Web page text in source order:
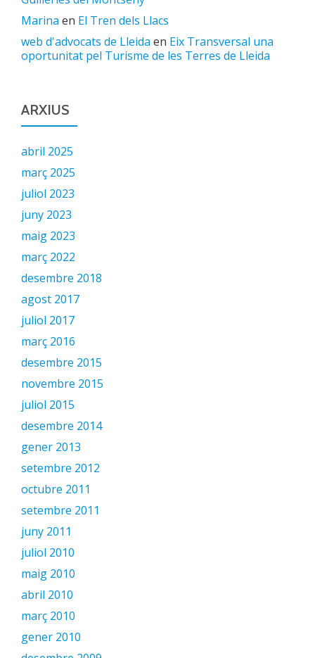
Marina en El Tren dels Llacs
web d'advocats de Lleida en Eix Transversal una
oportunitat pel Turisme de les Terres de Lleida
ARXIUS
abril 2025
març 2025
juliol 2023
juny 2023
maig 2023
març 2022
desembre 2018
agost 2017
juliol 2017
març 2016
desembre 2015
novembre 2015
juliol 2015
desembre 2014
gener 2013
setembre 2012
octubre 2011
setembre 2011
juny 2011
juliol 2010
maig 2010
abril 2010
març 2010
gener 2010